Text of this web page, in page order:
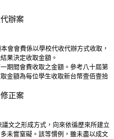
辦案
會會費係以學校代收代辦方式收取，
果決定收取金額。
期間會費收取之金額。參考八十屆第
金額為每位學生收取新台幣壹佰壹拾
正案
文之形成方式，向來依循歷來所建立
未嘗窒礙。該等慣例，雖未盡以成文